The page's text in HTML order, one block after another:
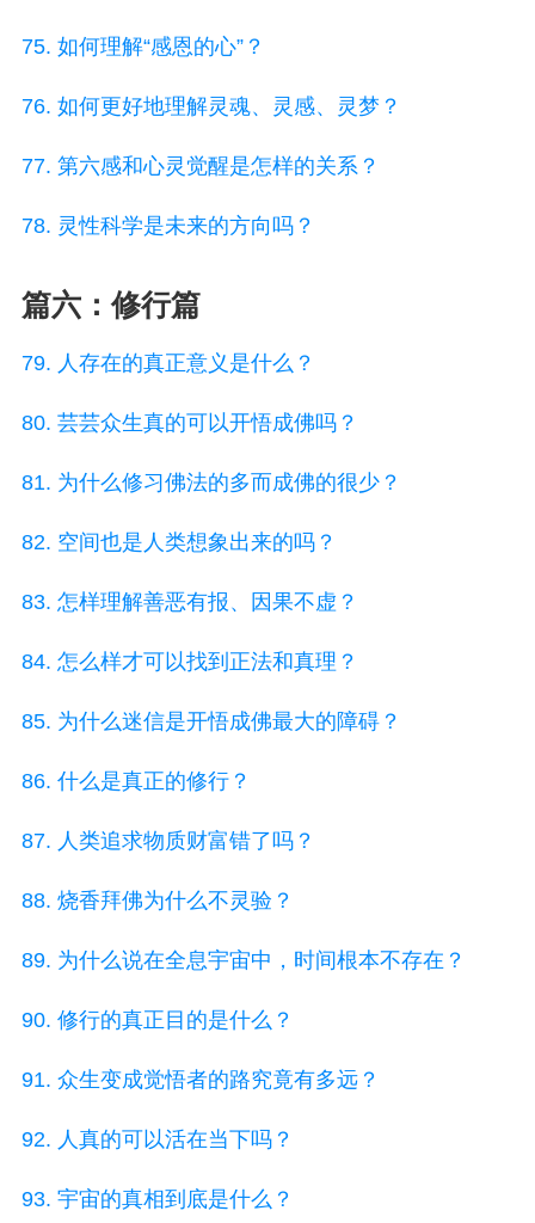
75. 如何理解“感恩的心”？
76. 如何更好地理解灵魂、灵感、灵梦？
77. 第六感和心灵觉醒是怎样的关系？
78. 灵性科学是未来的方向吗？
篇六：修行篇
79. 人存在的真正意义是什么？
80. 芸芸众生真的可以开悟成佛吗？
81. 为什么修习佛法的多而成佛的很少？
82. 空间也是人类想象出来的吗？
83. 怎样理解善恶有报、因果不虚？
84. 怎么样才可以找到正法和真理？
85. 为什么迷信是开悟成佛最大的障碍？
86. 什么是真正的修行？
87. 人类追求物质财富错了吗？
88. 烧香拜佛为什么不灵验？
89. 为什么说在全息宇宙中，时间根本不存在？
90. 修行的真正目的是什么？
91. 众生变成觉悟者的路究竟有多远？
92. 人真的可以活在当下吗？
93. 宇宙的真相到底是什么？